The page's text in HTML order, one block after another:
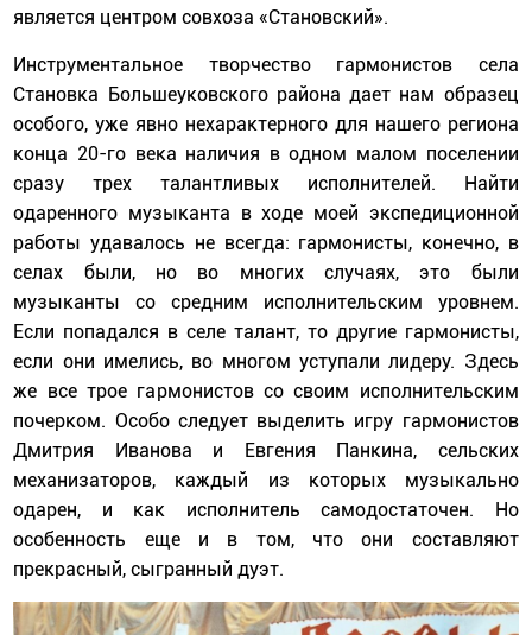
является центром совхоза «Становский».
Инструментальное творчество гармонистов села
Становка Большеуковского района дает нам образец
особого, уже явно нехарактерного для нашего региона
конца 20-го века наличия в одном малом поселении
сразу трех талантливых исполнителей. Найти
одаренного музыканта в ходе моей экспедиционной
работы удавалось не всегда: гармонисты, конечно, в
селах были, но во многих случаях, это были
музыканты со средним исполнительским уровнем.
Если попадался в селе талант, то другие гармонисты,
если они имелись, во многом уступали лидеру. Здесь
же все трое гармонистов со своим исполнительским
почерком. Особо следует выделить игру гармонистов
Дмитрия Иванова и Евгения Панкина, сельских
механизаторов, каждый из которых музыкально
одарен, и как исполнитель самодостаточен. Но
особенность еще и в том, что они составляют
прекрасный, сыгранный дуэт.